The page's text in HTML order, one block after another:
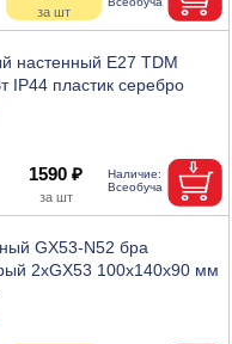
настенный Е27 TDM
IP44 пластик серебро
1590 ₽
GX53-N52 бра
2хGX53 100х140х90 мм